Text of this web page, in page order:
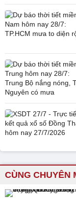
CÙNG CHUYÊN